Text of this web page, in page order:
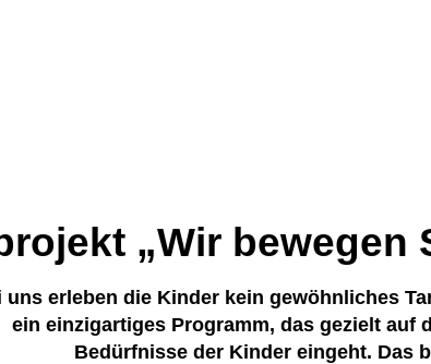
„Wir
uns erleben die Kinder kein gewöhnliches
ein einzigartiges Programm, das gezielt auf
Bedürfnisse der Kinder eingeht. Das